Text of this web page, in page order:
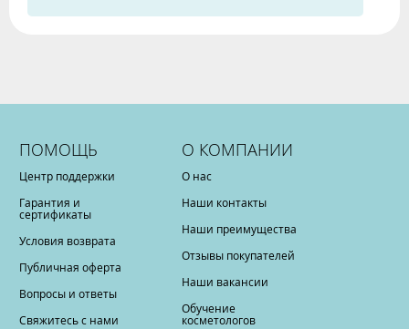
ПОМОЩЬ
Центр поддержки
Гарантия и
сертификаты
Условия возврата
Публичная оферта
Вопросы и ответы
Свяжитесь с нами
О КОМПАНИИ
О нас
Наши контакты
Наши преимущества
Отзывы покупателей
Наши вакансии
Обучение
косметологов